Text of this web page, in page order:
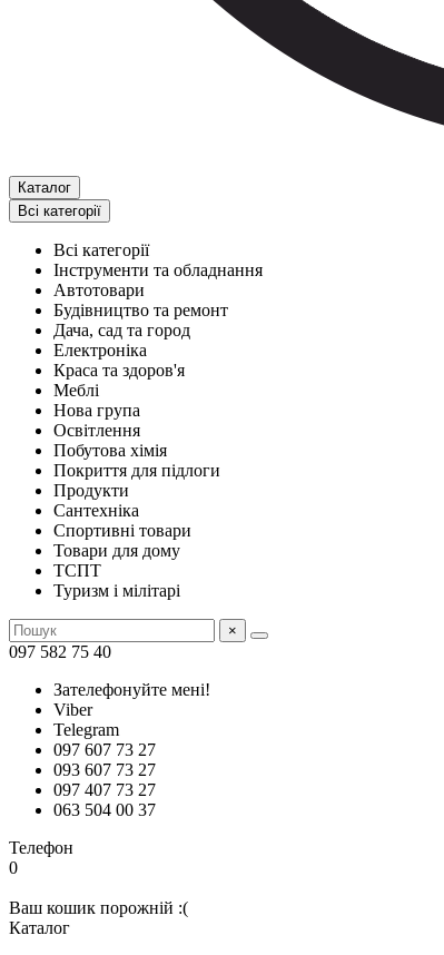
Каталог
Всі категорії
Всі категорії
Інструменти та обладнання
Автотовари
Будівництво та ремонт
Дача, сад та город
Електроніка
Краса та здоров'я
Меблі
Нова група
Освітлення
Побутова хімія
Покриття для підлоги
Продукти
Сантехніка
Спортивні товари
Товари для дому
ТСПТ
Туризм і мілітарі
×
097 582 75 40
Зателефонуйте мені!
Viber
Telegram
097 607 73 27
093 607 73 27
097 407 73 27
063 504 00 37
Телефон
0
Ваш кошик порожній :(
Каталог